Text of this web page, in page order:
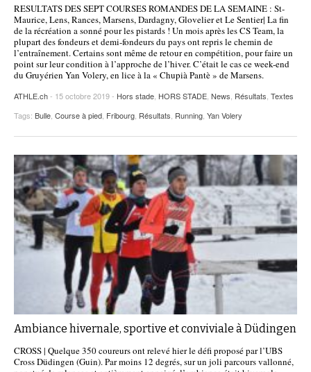
POURQUOI ATHLE.CH ?
ATHLE.CH RÉGIONS | VAUD
HIGHLIGHTS
LIVRES
RESULTATS DES SEPT COURSES ROMANDES DE LA SEMAINE : St-
Maurice, Lens, Rances, Marsens, Dardagny, Glovelier et Le Sentier| La fin
de la récréation a sonné pour les pistards ! Un mois après les CS Team, la
plupart des fondeurs et demi-fondeurs du pays ont repris le chemin de
l’entraînement. Certains sont même de retour en compétition, pour faire un
point sur leur condition à l’approche de l’hiver. C’était le cas ce week-end
du Gruyérien Yan Volery, en lice à la « Chupià Pantè » de Marsens.
ATHLE.ch- 15 octobre 2019 - Hors stade HORS STADE News Résultats Textes
Tags: Bulle Course à pied Fribourg Résultats Running Yan Volery
Ambiance hivernale, sportive et conviviale à Düdingen
CROSS | Quelque 350 coureurs ont relevé hier le défi proposé par l’UBS
Cross Düdingen (Guin). Par moins 12 degrés, sur un joli parcours vallonné,